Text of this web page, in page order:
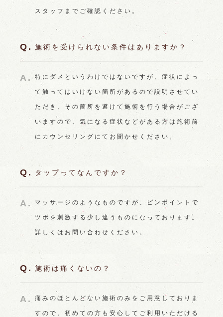
スタッフまでご確認ください。
施術を受けられない条件はありますか？
特にダメというわけではないですが、症状によっ
て触ってはいけない箇所があるので説明させてい
ただき、その箇所を避けて施術を行う場合がござ
いますので、気になる症状などがある方は施術前
にカウンセリングにてお聞かせください。
タップってなんですか？
マッサージのようなものですが、ピンポイントで
ツボを刺激する少し違うものになっております。
詳しくはお問い合わせください。
施術は痛くないの？
痛みのほとんどない施術のみをご用意しておりま
すので、初めての方も安心してご利用いただける